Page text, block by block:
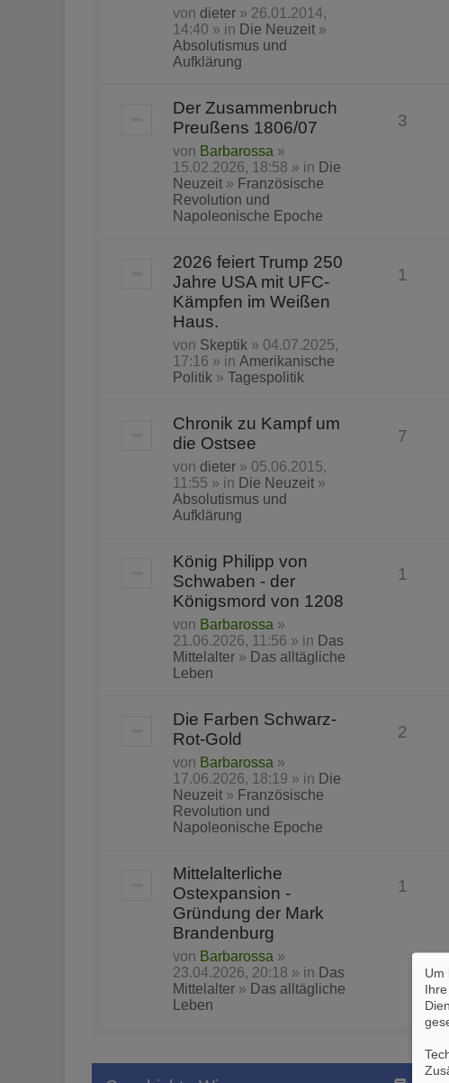
von dieter » 26.01.2014,
14:40 » in Die Neuzeit »
Absolutismus und
Aufklärung
Der Zusammenbruch
Preußens 1806/07
von Barbarossa »
15.02.2026, 18:58 » in Die
Neuzeit » Französische
Revolution und
Napoleonische Epoche
3
2026 feiert Trump 250
Jahre USA mit UFC-
Kämpfen im Weißen
Haus.
von Skeptik » 04.07.2025,
17:16 » in Amerikanische
Politik » Tagespolitik
1
Chronik zu Kampf um
die Ostsee
von dieter » 05.06.2015,
11:55 » in Die Neuzeit »
Absolutismus und
Aufklärung
7
König Philipp von
Schwaben - der
Königsmord von 1208
von Barbarossa »
21.06.2026, 11:56 » in Das
Mittelalter » Das alltägliche
Leben
1
Die Farben Schwarz-
Rot-Gold
von Barbarossa »
17.06.2026, 18:19 » in Die
Neuzeit » Französische
Revolution und
Napoleonische Epoche
2
Mittelalterliche
Ostexpansion -
Gründung der Mark
Brandenburg
von Barbarossa »
23.04.2026, 20:18 » in Das
Mittelalter » Das alltägliche
Leben
1
Um